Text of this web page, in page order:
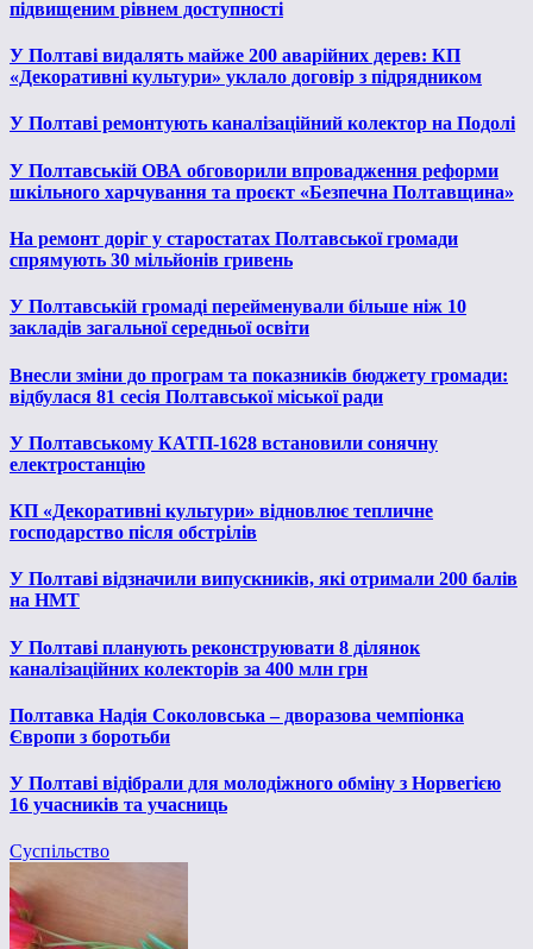
підвищеним рівнем доступності
У Полтаві видалять майже 200 аварійних дерев: КП
«Декоративні культури» уклало договір з підрядником
У Полтаві ремонтують каналізаційний колектор на Подолі
У Полтавській ОВА обговорили впровадження реформи
шкільного харчування та проєкт «Безпечна Полтавщина»
На ремонт доріг у старостатах Полтавської громади
спрямують 30 мільйонів гривень
У Полтавській громаді перейменували більше ніж 10
закладів загальної середньої освіти
Внесли зміни до програм та показників бюджету громади:
відбулася 81 сесія Полтавської міської ради
У Полтавському КАТП-1628 встановили сонячну
електростанцію
КП «Декоративні культури» відновлює тепличне
господарство після обстрілів
У Полтаві відзначили випускників, які отримали 200 балів
на НМТ
У Полтаві планують реконструювати 8 ділянок
каналізаційних колекторів за 400 млн грн
Полтавка Надія Соколовська – дворазова чемпіонка
Європи з боротьби
У Полтаві відібрали для молодіжного обміну з Норвегією
16 учасників та учасниць
Суспільство